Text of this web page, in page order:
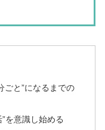
ごと”になるまでの
を意識し始める